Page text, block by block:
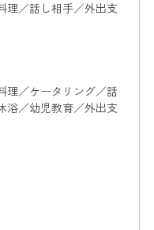
理／話し相手／外出支
理／ケータリング／話
浴／幼児教育／外出支